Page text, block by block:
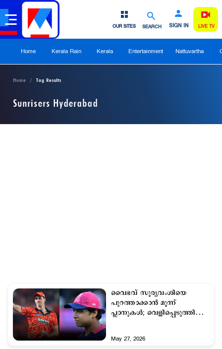
SEARCH SIGN IN
OUR SITES LIVE TV
Home Kerala Rain Kerala Entertainment Nattuvartha
Home Tag Results
Sunrisers Hyderabad
വൈഭവ് സൂര്യവംശിയെ
പുറത്താക്കാന്‍ മൂന്ന്
പ്ലാനുകള്‍; വെളിപ്പെടുത്തി
May 27, 2026